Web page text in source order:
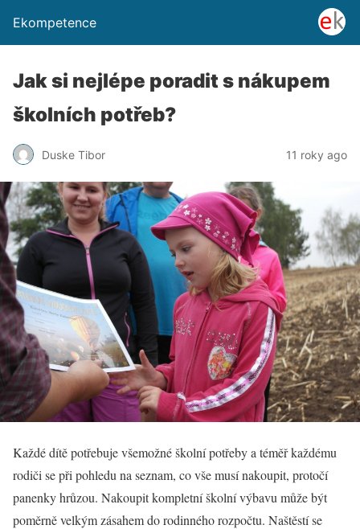
Ekompetence
Jak si nejlépe poradit s nákupem
školních potřeb?
Duske Tibor 11 roky ago
Každé dítě potřebuje všemožné školní potřeby a téměř každému
rodiči se při pohledu na seznam, co vše musí nakoupit, protočí
panenky hrůzou. Nakoupit kompletní školní výbavu může být
poměrně velkým zásahem do rodinného rozpočtu. Naštěstí se